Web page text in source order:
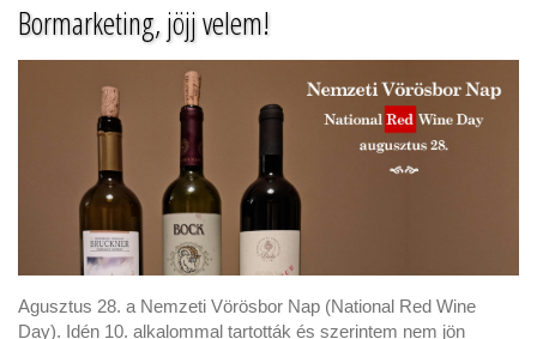
Bormarketing, jöjj velem!
Agusztus 28. a Nemzeti Vörösbor Nap (National Red Wine
Day). Idén 10. alkalommal tartották és szerintem nem jön